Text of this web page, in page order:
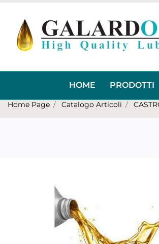
HOME PRODOTTI
Home Page Catalogo Articoli